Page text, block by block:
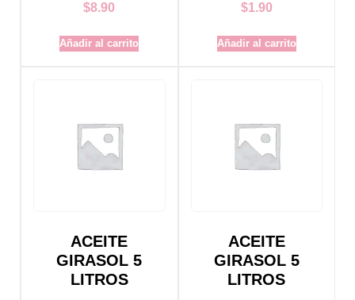
$8.90
Añadir al carrito
$1.90
Añadir al carrito
ACEITE
GIRASOL 5
LITROS
ACEITE
GIRASOL 5
LITROS